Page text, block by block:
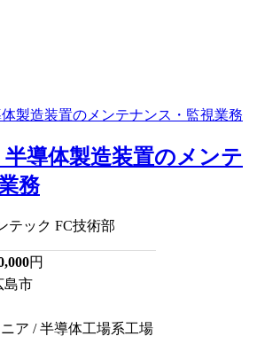
半導体製造装置のメンテ
務
テック FC技術部
円
島市
ア / 半導体工場系工場